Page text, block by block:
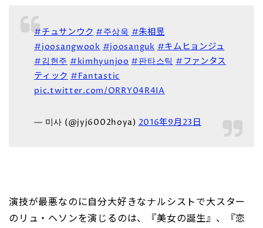
#チュサンウク#주상욱#朱相昱
#joosangwook#joosanguk#キムヒョンジュ
#김현주#kimhyunjoo#판타스틱#ファンタス
ティック#Fantastic
pic.twitter.com/ORRY04R4IA
— 미사 (@jyj6002hoya)2016年9月23日
演技が最悪なのに自分大好きなナルシストで大スター
のリュ・ヘソンを演じるのは、『美女の誕生』、『恋